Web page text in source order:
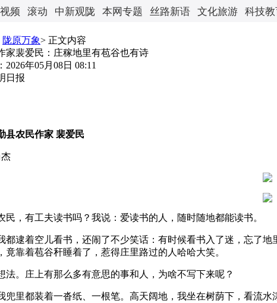
视频 滚动 中新观陇 本网专题 丝路新语 文化旅游 科技
陇原万象> 正文内容
家裴爱民：庄稼地里有苞谷也有诗
2026年05月08日 08:11
日报
县农民作家 裴爱民
有工夫读书吗？我说：爱读书的人，随时随地都能读书。
着空儿看书，还闹了不少笑话：有时候看书入了迷，忘了地
靠着苞谷秆睡着了，惹得庄里路过的人哈哈大笑。
。庄上有那么多有意思的事和人，为啥不写下来呢？
都装着一沓纸、一根笔。高天阔地，我坐在树荫下，看流水